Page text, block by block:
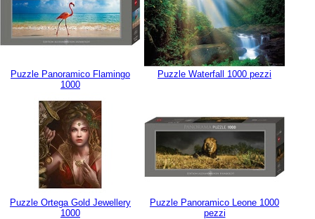
Puzzle Panoramico Flamingo
1000
Puzzle Waterfall 1000 pezzi
Puzzle Ortega Gold Jewellery
1000
Puzzle Panoramico Leone 1000
pezzi